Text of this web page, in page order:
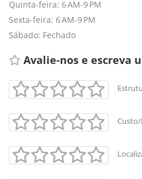
+-
Leaflet
Quinta-feira: 6 AM-9 PM
Sexta-feira: 6 AM-9 PM
Sábado: Fechado
Avalie-nos e escreva
Custo/